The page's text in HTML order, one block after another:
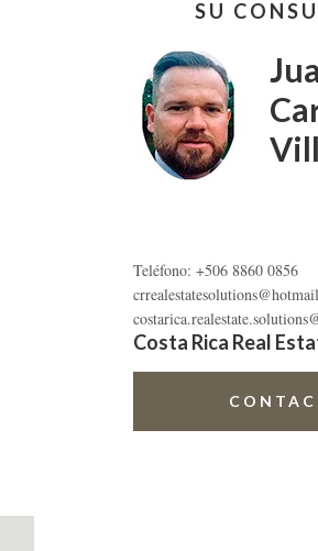
lateral
primaria
SU
Teléfono: +506 8860 0856
Costa Rica Real